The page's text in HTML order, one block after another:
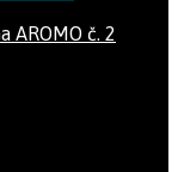
AROMO č. 2